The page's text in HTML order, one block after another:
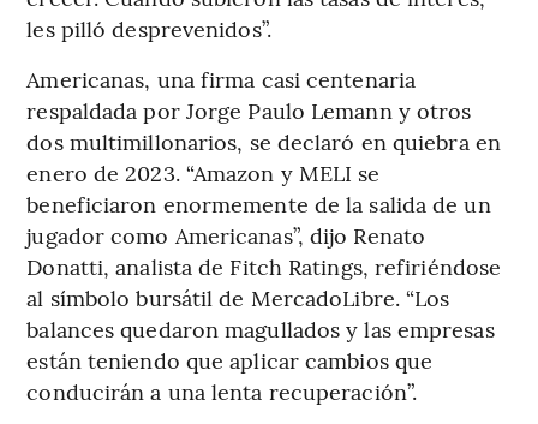
les pilló desprevenidos”.
Americanas, una firma casi centenaria
respaldada por Jorge Paulo Lemann y otros
dos multimillonarios, se declaró en quiebra en
enero de 2023. “Amazon y MELI se
beneficiaron enormemente de la salida de un
jugador como Americanas”, dijo Renato
Donatti, analista de Fitch Ratings, refiriéndose
al símbolo bursátil de MercadoLibre. “Los
balances quedaron magullados y las empresas
están teniendo que aplicar cambios que
conducirán a una lenta recuperación”.